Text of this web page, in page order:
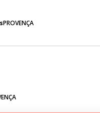
PROVENÇA